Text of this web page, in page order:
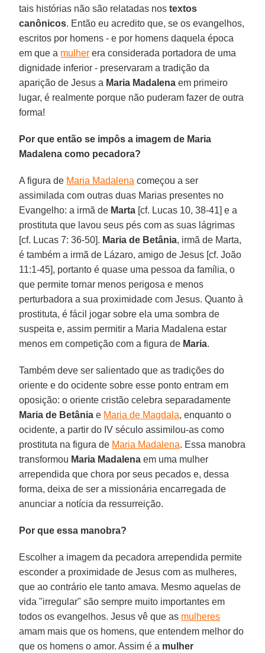
tais histórias não são relatadas nostextos
canônicos. Então eu acredito que, se os evangelhos,
escritos por homens - e por homens daquela época
em que a mulher era considerada portadora de uma
dignidade inferior - preservaram a tradição da
aparição de Jesus a Maria Madalena em primeiro
lugar, é realmente porque não puderam fazer de outra
forma!
Por que então se impôs a imagem de Maria
Madalena como pecadora?
A figura de Maria Madalena começou a ser
assimilada com outras duas Marias presentes no
Evangelho: a irmã de Marta [cf. Lucas 10, 38-41] e a
prostituta que lavou seus pés com as suas lágrimas
[cf. Lucas 7: 36-50]. Maria de Betânia, irmã de Marta,
é também a irmã de Lázaro, amigo de Jesus [cf. João
11:1-45], portanto é quase uma pessoa da família, o
que permite tornar menos perigosa e menos
perturbadora a sua proximidade com Jesus. Quanto à
prostituta, é fácil jogar sobre ela uma sombra de
suspeita e, assim permitir a Maria Madalena estar
menos em competição com a figura de Maria.
Também deve ser salientado que as tradições do
oriente e do ocidente sobre esse ponto entram em
oposição: o oriente cristão celebra separadamente
Maria de Betânia e Maria de Magdala, enquanto o
ocidente, a partir do IV século assimilou-as como
prostituta na figura de Maria Madalena. Essa manobra
transformou Maria Madalena em uma mulher
arrependida que chora por seus pecados e, dessa
forma, deixa de ser a missionária encarregada de
anunciar a notícia da ressurreição.
Por que essa manobra?
Escolher a imagem da pecadora arrependida permite
esconder a proximidade de Jesus com as mulheres,
que ao contrário ele tanto amava. Mesmo aquelas de
vida "irregular" são sempre muito importantes em
todos os evangelhos. Jesus vê que as mulheres
amam mais que os homens, que entendem melhor do
que os homens o amor. Assim é a mulher